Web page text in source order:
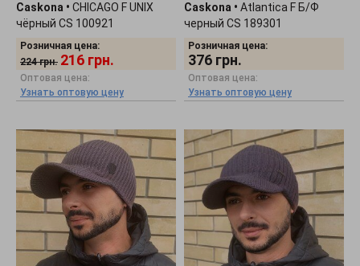
Caskona • CHICAGO F UNIX
чёрный CS 100921
Розничная цена:
224 грн. 216 грн.
Оптовая цена:
Узнать оптовую цену
Caskona • Atlantica F Б/Ф
черный CS 189301
Розничная цена:
376 грн.
Оптовая цена:
Узнать оптовую цену